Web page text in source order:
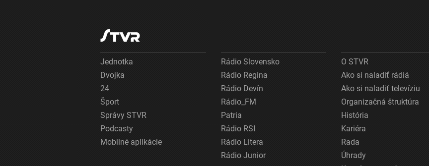
Jednotka
Dvojka
24
Šport
Správy STVR
Podcasty
Mobilné aplikácie
Rádio Slovensko
Rádio Regina
Rádio Devín
Rádio_FM
Patria
Rádio RSI
Rádio Litera
Rádio Junior
O STVR
Ako si naladiť rádiá
Ako si naladiť televíziu
Organizačná štruktúra
História
Kariéra
Rada
Úhrady